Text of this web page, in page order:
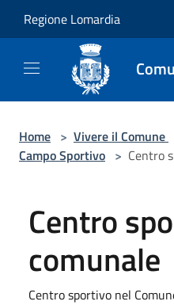
Regione Lomardia
Home > Vivere il Comune
Campo Sportivo > Centro
Centro
comunale
Centro sportivo nel